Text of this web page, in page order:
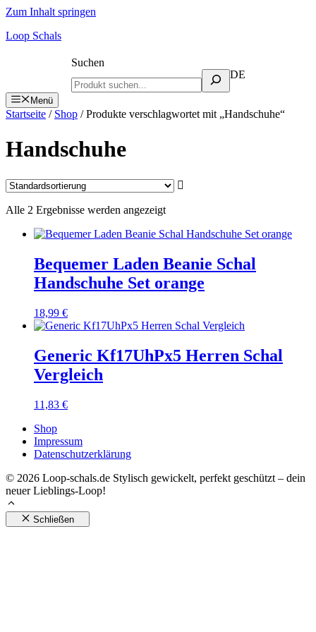
Zum Inhalt springen
Loop Schals
Suchen
DE
Menü
Startseite / Shop / Produkte verschlagwortet mit „Handschuhe“
Handschuhe
Alle 2 Ergebnisse werden angezeigt
Bequemer Laden Beanie Schal
Handschuhe Set orange
18,99 €
Generic Kf17UhPx5 Herren Schal
Vergleich
11,83 €
Shop
Impressum
Datenschutzerklärung
© 2026 Loop-schals.de Stylisch gewickelt, perfekt geschützt – dein
neuer Lieblings-Loop!
Schließen